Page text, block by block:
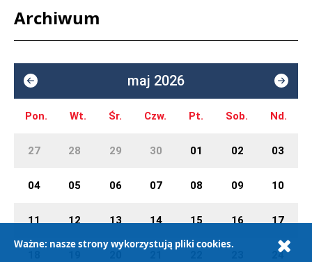
Archiwum
maj 2026
Pon. Wt. Śr. Czw. Pt. Sob. Nd.
27 28 29 30 01 02 03
04 05 06 07 08 09 10
11 12 13 14 15 16 17
24
Ważne: nasze strony wykorzystują pliki cookies.